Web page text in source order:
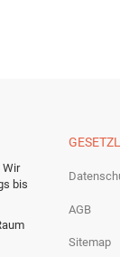
Wir
bis
AGB
Sitemap